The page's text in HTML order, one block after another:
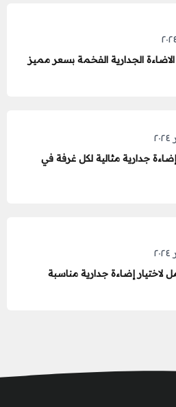
الجدارية الفخمة بسعر مميز
جدارية مثالية لكل غرفة في
لاختيار إضاءة جدارية مناسبة